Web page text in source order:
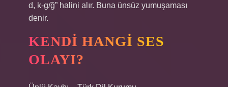
d, k-g/ğ” halini alır. Buna ünsüz yumuşaması
denir.
KENDI HANGI SES
OLAYI?